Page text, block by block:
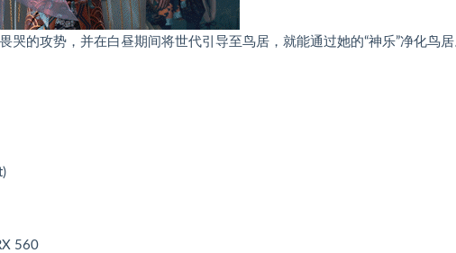
哭的攻势，并在白昼期间将世代引导至鸟居，就能通过她的“神乐”净化鸟
560